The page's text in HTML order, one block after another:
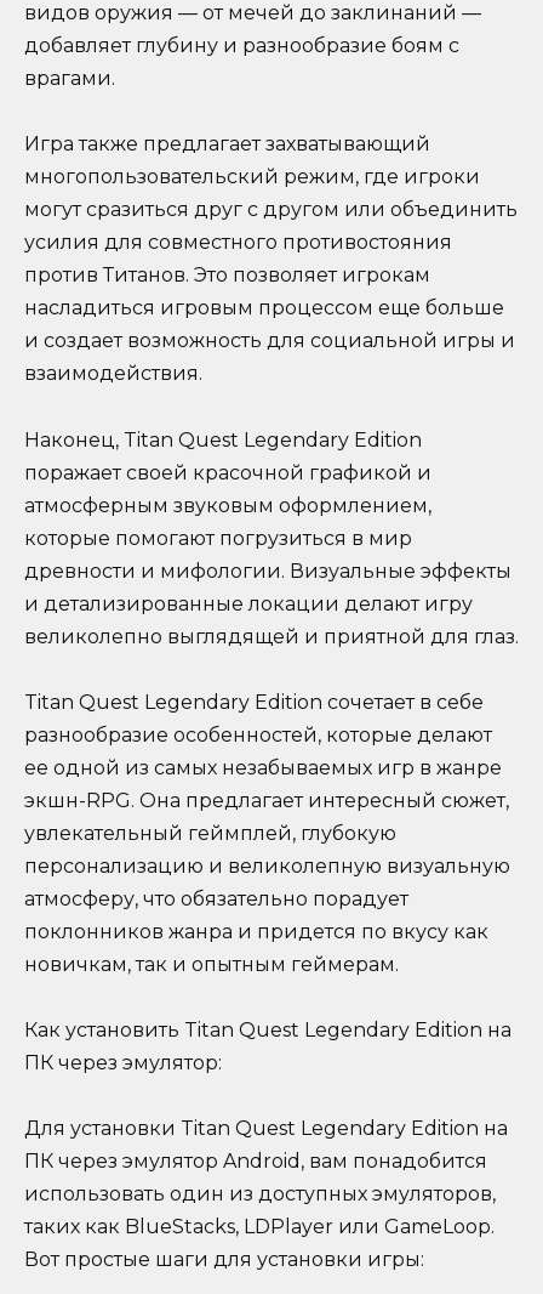
видов оружия — от мечей до заклинаний —
добавляет глубину и разнообразие боям с
врагами.
Игра также предлагает захватывающий
многопользовательский режим, где игроки
могут сразиться друг с другом или объединить
усилия для совместного противостояния
против Титанов. Это позволяет игрокам
насладиться игровым процессом еще больше
и создает возможность для социальной игры и
взаимодействия.
Наконец, Titan Quest Legendary Edition
поражает своей красочной графикой и
атмосферным звуковым оформлением,
которые помогают погрузиться в мир
древности и мифологии. Визуальные эффекты
и детализированные локации делают игру
великолепно выглядящей и приятной для глаз.
Titan Quest Legendary Edition сочетает в себе
разнообразие особенностей, которые делают
ее одной из самых незабываемых игр в жанре
экшн-RPG. Она предлагает интересный сюжет,
увлекательный геймплей, глубокую
персонализацию и великолепную визуальную
атмосферу, что обязательно порадует
поклонников жанра и придется по вкусу как
новичкам, так и опытным геймерам.
Как установить Titan Quest Legendary Edition на
ПК через эмулятор:
Для установки Titan Quest Legendary Edition на
ПК через эмулятор Android, вам понадобится
использовать один из доступных эмуляторов,
таких как BlueStacks, LDPlayer или GameLoop.
Вот простые шаги для установки игры: